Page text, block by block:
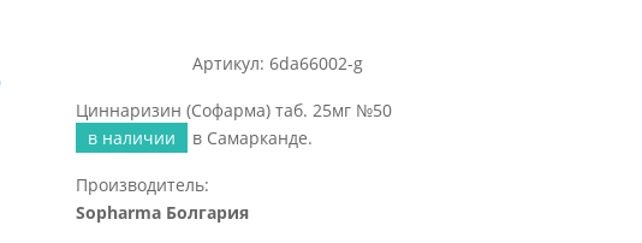
Артикул: 6da66002-g
Циннаризин (Софарма) таб. 25мг №50
в наличии
в Самарканде.
Производитель:
Sopharma Болгария